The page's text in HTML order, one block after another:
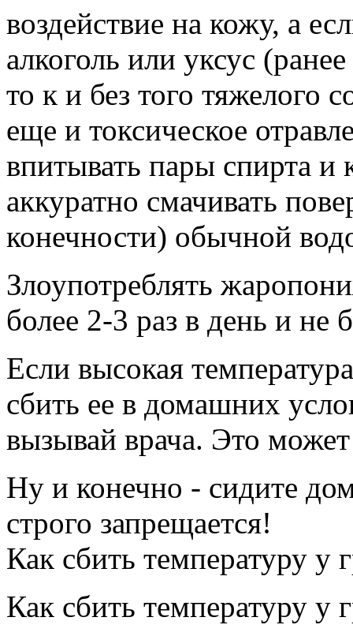
воздействие на кожу, а
алкоголь или уксус
то к и без того тяжелого
еще и токсическое
впитывать пары спирта и
аккуратно смачивать
конечности) обычной
Злоупотреблять
более 2-3 раз в день и не
Если высокая
сбить ее в домашних
вызывай врача. Это
Ну и конечно - сидите
строго запрещается!
Как сбить температуру у
Как сбить температуру у